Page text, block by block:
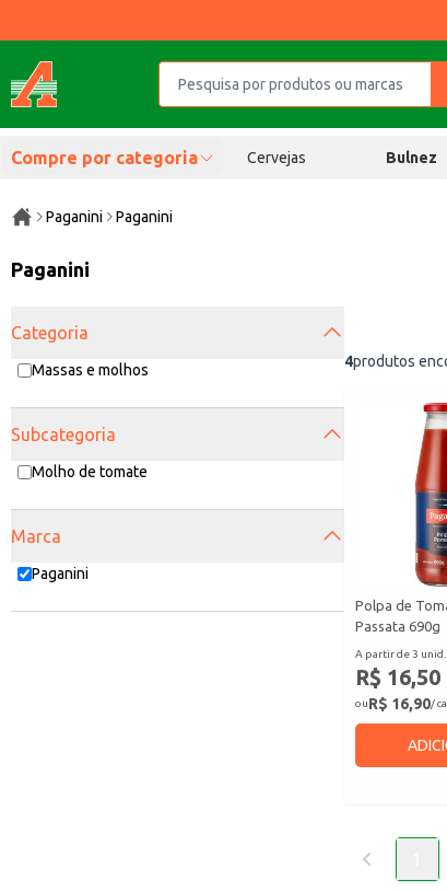
Compre por categoria Cervejas Bulnez
Paganini Paganini
Paganini
Categoria
Massas e molhos
Subcategoria
Molho de tomate
Marca
Paganini
4produtos
Polpa de
Passata 690g
A partir de 3 unid.
R$ 16,50
ouR$ 16,90/